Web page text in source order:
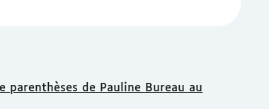
parenthèses de Pauline Bureau au